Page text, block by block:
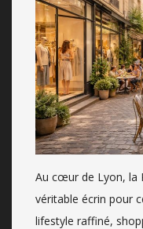
Au cœur de Lyon, la
véritable écrin pour
lifestyle raffiné,